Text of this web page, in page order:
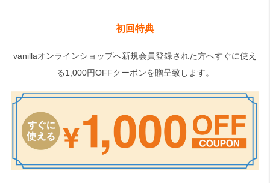
検索
初回特典
vanillaオンラインショップへ新規会員登録された方へすぐに使え
る1,000円OFFクーポンを贈呈致します。